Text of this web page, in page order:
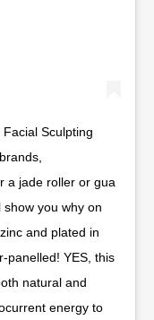
Sculpting
a jade roller or gua
show you why on
and plated in
panelled! YES, this
natural and
energy to